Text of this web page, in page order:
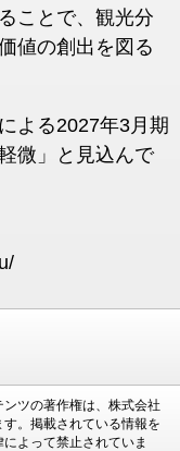
ことで、観光分
値の創出を図る
よる2027年3月期
微」と見込んで
ツの著作権は、株式会社
。掲載されている情報を
よって禁止されていま